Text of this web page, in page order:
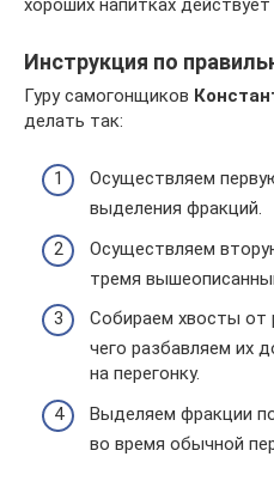
Инструкция по
Гуру самогонщиков
делать так:
Осуществляем
выделения фракций.
Осуществляем
тремя
Собираем хвосты от
чего разбавляем их
на перегонку.
Выделяем фракции
во время обычной